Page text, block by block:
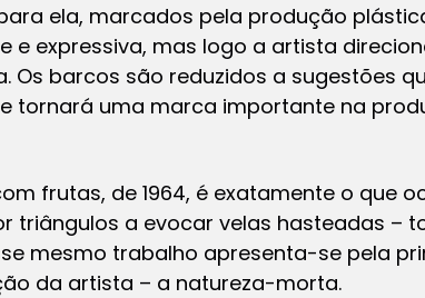
ela, marcados pela produção
e expressiva, mas logo a artista
Os barcos são reduzidos a sugestões
tornará uma marca importante na
frutas, de 1964, é exatamente o que
triângulos a evocar velas hasteadas –
mesmo trabalho apresenta-se pela
da artista – a natureza-morta.